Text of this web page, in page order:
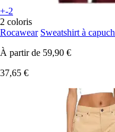
+-2
2 coloris
Rocawear Sweatshirt à
À partir de 59,90 €
37,65 €